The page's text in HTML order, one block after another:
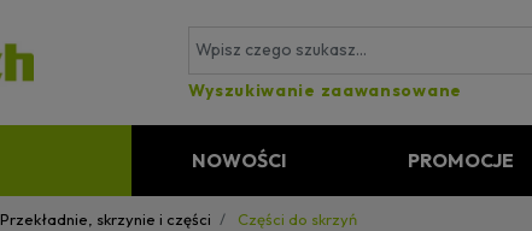
Wyszukiwanie zaawansowane
NOWOŚCI PROMOCJE
Przekładnie, skrzynie i części Części do skrzyń